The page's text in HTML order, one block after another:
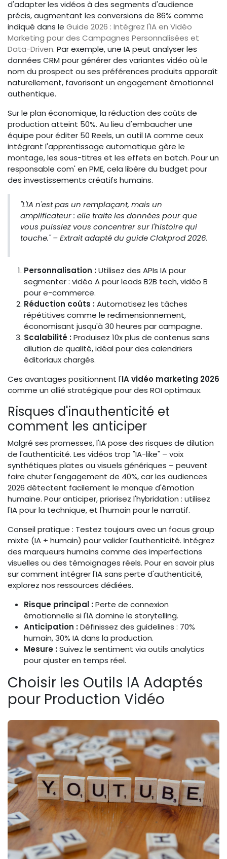
d'adapter les vidéos à des segments d'audience
précis, augmentant les conversions de 86% comme
indiqué dans le Guide 2026 : Intégrez l'IA en Vidéo
Marketing pour des Campagnes Personnalisées et
Data-Driven. Par exemple, une IA peut analyser les
données CRM pour générer des variantes vidéo où le
nom du prospect ou ses préférences produits apparaît
naturellement, favorisant un engagement émotionnel
authentique.
Sur le plan économique, la réduction des coûts de
production atteint 50%. Au lieu d'embaucher une
équipe pour éditer 50 Reels, un outil IA comme ceux
intégrant l'apprentissage automatique gère le
montage, les sous-titres et les effets en batch. Pour un
responsable com' en PME, cela libère du budget pour
des investissements créatifs humains.
"L'IA n'est pas un remplaçant, mais un
amplificateur : elle traite les données pour que
vous puissiez vous concentrer sur l'histoire qui
touche." – Extrait adapté du guide Clakprod 2026.
Personnalisation :Utilisez des APIs IA pour
segmenter : vidéo A pour leads B2B tech, vidéo B
pour e-commerce.
Réduction coûts :Automatisez les tâches
répétitives comme le redimensionnement,
économisant jusqu'à 30 heures par campagne.
Scalabilité :Produisez 10x plus de contenus sans
dilution de qualité, idéal pour des calendriers
éditoriaux chargés.
Ces avantages positionnent l'IA vidéo marketing 2026
comme un allié stratégique pour des ROI optimaux.
Risques d'inauthenticité et
comment les anticiper
Malgré ses promesses, l'IA pose des risques de dilution
de l'authenticité. Les vidéos trop "IA-like" – voix
synthétiques plates ou visuels génériques – peuvent
faire chuter l'engagement de 40%, car les audiences
2026 détectent facilement le manque d'émotion
humaine. Pour anticiper, priorisez l'hybridation : utilisez
l'IA pour la technique, et l'humain pour le narratif.
Conseil pratique : Testez toujours avec un focus group
mixte (IA + humain) pour valider l'authenticité. Intégrez
des marqueurs humains comme des imperfections
visuelles ou des témoignages réels. Pour en savoir plus
sur comment intégrer l'IA sans perte d'authenticité,
explorez nos ressources dédiées.
Risque principal :Perte de connexion
émotionnelle si l'IA domine le storytelling.
Anticipation :Définissez des guidelines : 70%
humain, 30% IA dans la production.
Mesure :Suivez le sentiment via outils analytics
pour ajuster en temps réel.
Choisir les Outils IA Adaptés
pour Production Vidéo